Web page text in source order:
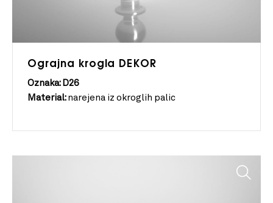
Ograjna krogla DEKOR
Oznaka: D26
Material: narejena iz okroglih palic